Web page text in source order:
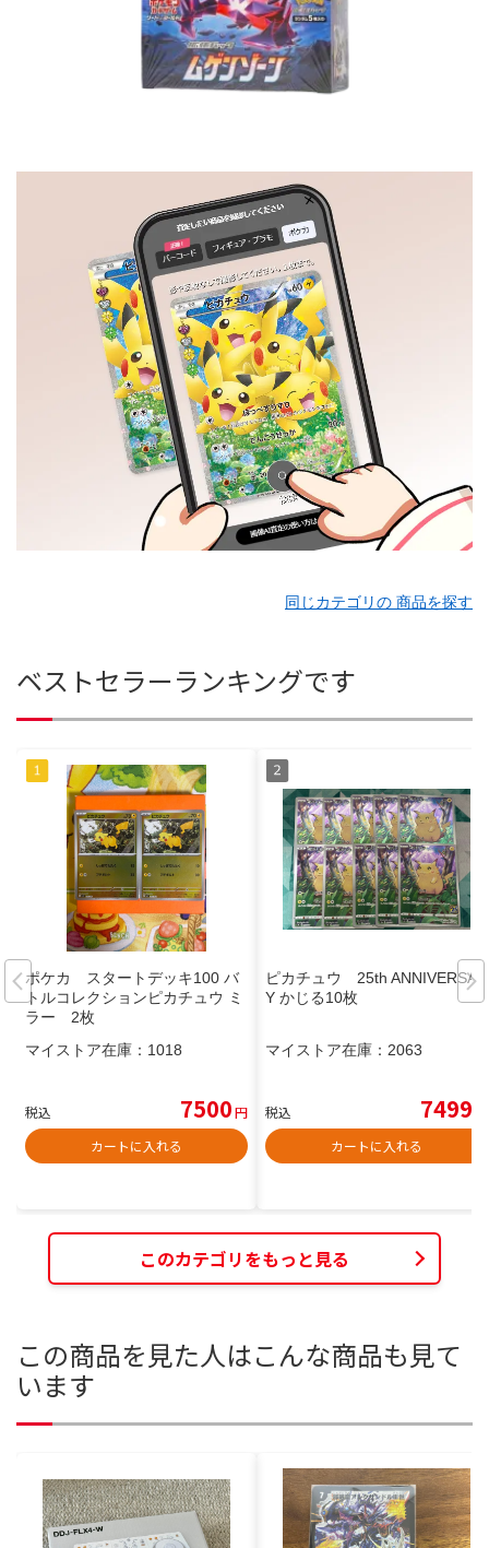
同じカテゴリの 商品を探す
ベストセラーランキングです
ポケカ スタートデッキ100 バ
トルコレクションピカチュウ ミ
ラー 2枚
マイストア在庫： 1018
税込 7500円
カートに入れる
ピカチュウ 25th ANNIVERSAR
Y かじる10枚
マイストア在庫： 2063
税込 7499
カートに入れる
このカテゴリをもっと見る
この商品を見た人はこんな商品も見て
います